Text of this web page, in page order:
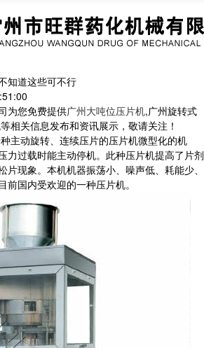
知道这些可不行
为您免费提供广州大吨位压片机,广州旋转式
相关信息发布和资讯展示，敬请关注！
主动旋转、连续压片的压片机微型化的机
力过载时能主动停机。此种压片机提高了片剂
片现象。本机机器振荡小、噪声低、耗能少、
国内受欢迎的一种压片机。